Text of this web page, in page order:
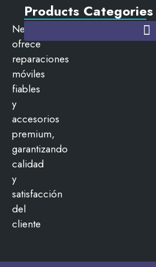
NewCityMobils
ofrece
reparaciones
móviles
fiables
y
accesorios
premium,
garantizando
calidad
y
satisfacción
del
cliente
Products Categories